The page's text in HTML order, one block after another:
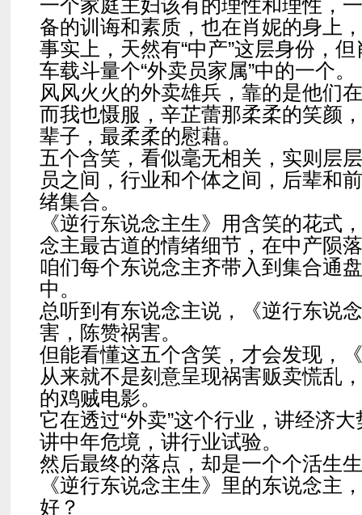
一个家庭主妇该有的理性和理性，
备的训诲和素质，也在肖妮的身上
事实上，天然有“中产”这层身份，
车载斗量个“外卖员家属”中的一个。
风风火火的外卖雄兵，靠的是他们
而我也慑服，辛芷蕾那柔柔的笑颜
辈子，最柔柔的慰藉。
五个含笑，看似毫无相关，实则层
员之间，行业和个体之间，后辈和
绪集合。
《逆行东说念主生》用含笑的花式
念主最古道的情绪细节，在中产陨
咱们每个东说念主齐带入到集合通
中。
总听到有东说念主说，《逆行东说
害，陈赞祸害。
但能看懂这五个含笑，才会发现，
从来就不是刻意呈现祸害贩卖慌乱
的鸡贼电影。
它在透过“外卖”这个行业，讲经济
讲中年危境，讲行业试验。
然后最终的落点，却是一个个活生
《逆行东说念主生》里的东说念主
好？